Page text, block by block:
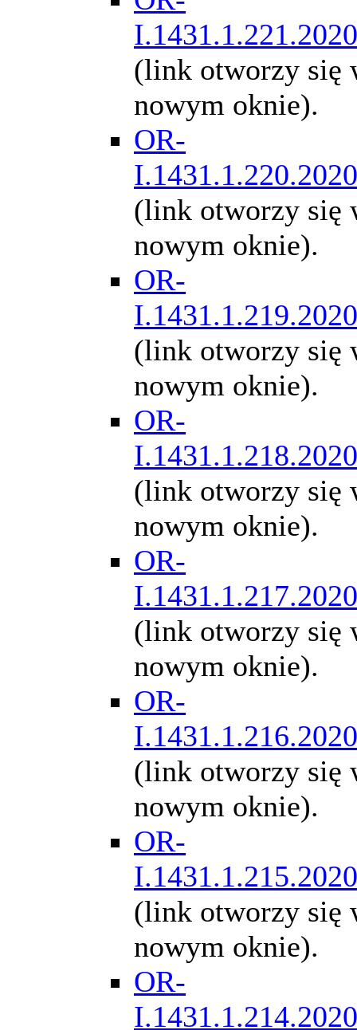
I.1431.1.221.2020
(link otworzy się
nowym oknie).
OR-
I.1431.1.220.2020
(link otworzy się
nowym oknie).
OR-
I.1431.1.219.2020
(link otworzy się
nowym oknie).
OR-
I.1431.1.218.2020
(link otworzy się
nowym oknie).
OR-
I.1431.1.217.2020
(link otworzy się
nowym oknie).
OR-
I.1431.1.216.2020
(link otworzy się
nowym oknie).
OR-
I.1431.1.215.2020
(link otworzy się
nowym oknie).
OR-
I.1431.1.214.2020